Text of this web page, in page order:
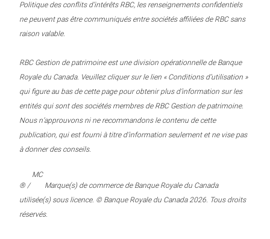
Politique des conflits d’intérêts RBC, les renseignements confidentiels
ne peuvent pas être communiqués entre sociétés affiliées de RBC sans
raison valable.
RBC Gestion de patrimoine est une division opérationnelle de Banque
Royale du Canada. Veuillez cliquer sur le lien « Conditions d’utilisation »
qui figure au bas de cette page pour obtenir plus d’information sur les
entités qui sont des sociétés membres de RBC Gestion de patrimoine.
Nous n’approuvons ni ne recommandons le contenu de cette
publication, qui est fourni à titre d’information seulement et ne vise pas
à donner des conseils.
® /
MC
Marque(s) de commerce de Banque Royale du Canada
utilisée(s) sous licence. © Banque Royale du Canada 2026. Tous droits
réservés.